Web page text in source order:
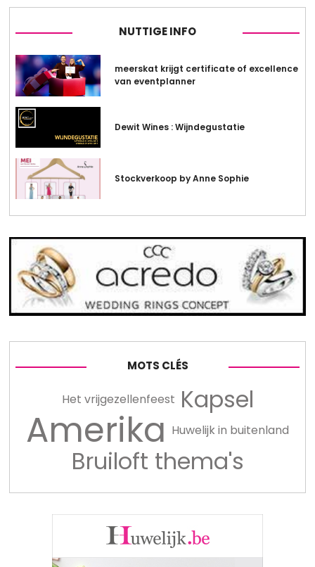
NUTTIGE INFO
meerskat krijgt certificate of excellence
van eventplanner
Dewit Wines : Wijndegustatie
Stockverkoop by Anne Sophie
MOTS CLÉS
Het vrijgezellenfeest Kapsel
Amerika Huwelijk in buitenland
Bruiloft thema's